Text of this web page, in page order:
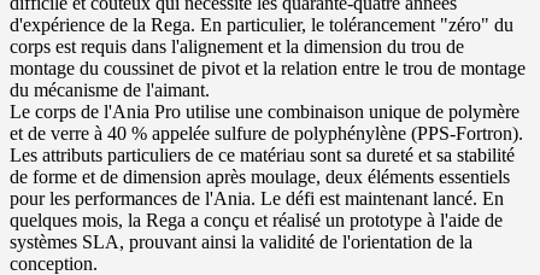
d'expérience de la Rega. En particulier, le tolérancement "zéro" du
corps est requis dans l'alignement et la dimension du trou de
montage du coussinet de pivot et la relation entre le trou de montage
du mécanisme de l'aimant.
Le corps de l'Ania Pro utilise une combinaison unique de polymère
et de verre à 40 % appelée sulfure de polyphénylène (PPS-Fortron).
Les attributs particuliers de ce matériau sont sa dureté et sa stabilité
de forme et de dimension après moulage, deux éléments essentiels
pour les performances de l'Ania. Le défi est maintenant lancé. En
quelques mois, la Rega a conçu et réalisé un prototype à l'aide de
systèmes SLA, prouvant ainsi la validité de l'orientation de la
conception.